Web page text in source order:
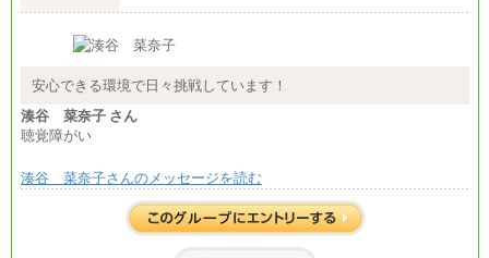
◆正社員/基幹職
〈東京・神奈川〉月給219,000 円～ 〈大阪・兵庫〉
〈愛知〉月給194,500 円～ 〈福岡〉月給185,000 円～
・試用期間中も給与変更なし
月給187,500円～(※1)、184,000円～(※2)、180,500円
～(※3)、170,500～(※4)、168,000円～（※5）
※1…東京都、埼玉県、千葉県、神奈川県
※2…大阪府、京都府、兵庫県、滋賀県
安心できる環境で日々挑戦しています！
湊谷 菜奈子 さん
聴覚障がい
湊谷 菜奈子さんのメッセージを読む